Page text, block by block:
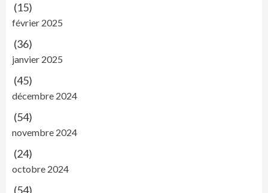
(15)
février 2025
(36)
janvier 2025
(45)
décembre 2024
(54)
novembre 2024
(24)
octobre 2024
(54)